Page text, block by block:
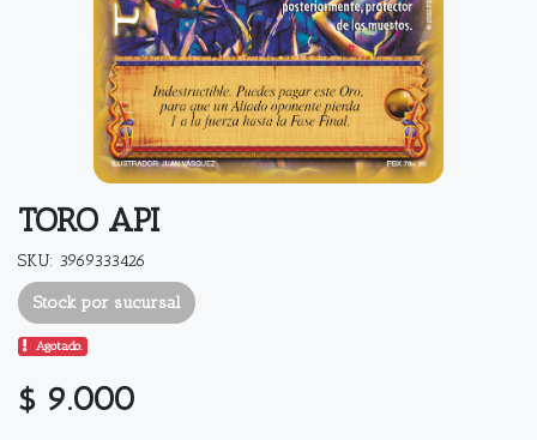
TORO API
SKU: 3969333426
Stock por sucursal
Agotado.
$ 9.000